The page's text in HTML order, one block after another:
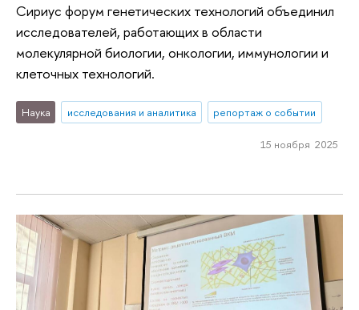
Сириус форум генетических технологий объединил
исследователей, работающих в области
молекулярной биологии, онкологии, иммунологии и
клеточных технологий.
Наука исследования и аналитика репортаж о событии
15 ноября 2025